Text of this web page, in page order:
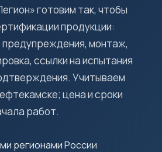
готовим так, чтобы
продукции:
предупреждения, монтаж,
ссылки на испытания
Учитываем
цена и сроки
работ.
регионами России